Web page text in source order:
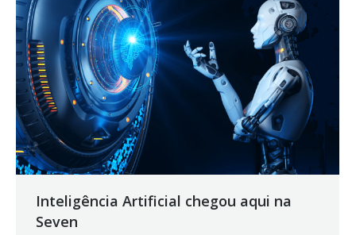
Inteligência Artificial chegou aqui na
Seven